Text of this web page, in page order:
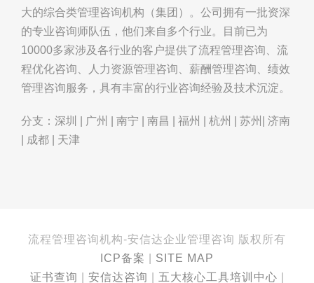
大的综合类管理咨询机构（集团）。公司拥有一批资深
的专业咨询师队伍，他们来自多个行业。目前已为
10000多家涉及各行业的客户提供了流程管理咨询、流
程优化咨询、人力资源管理咨询、薪酬管理咨询、绩效
管理咨询服务，具有丰富的行业咨询经验及技术沉淀。
分支：深圳 | 广州 | 南宁 | 南昌 | 福州 | 杭州 | 苏州| 济南
| 成都 | 天津
流程管理咨询机构-安信达企业管理咨询 版权所有
ICP备案
SITE MAP
证书查询
安信达咨询 五大核心工具培训中心